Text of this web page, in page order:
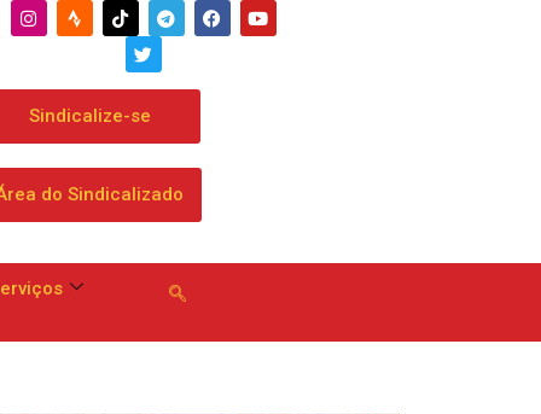
mensalidade
Sindicalize-se
do Sindicalizado